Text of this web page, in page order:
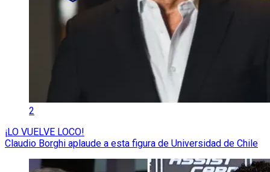
2
¡LO VUELVE LOCO!
Claudio Borghi aplaude a esta figura de Universidad de Chile